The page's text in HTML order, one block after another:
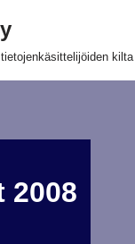
kilta
2008